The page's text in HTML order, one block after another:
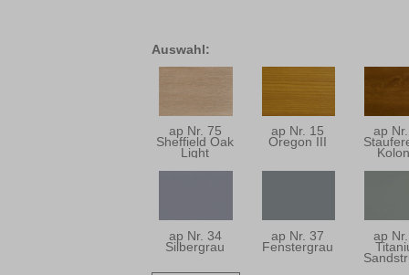
Auswahl:
ap Nr. 75
Sheffield Oak
Light
ap Nr. 15
Oregon III
ap
ap Nr. 34
Silbergrau
ap Nr. 37
Fenstergrau
ap